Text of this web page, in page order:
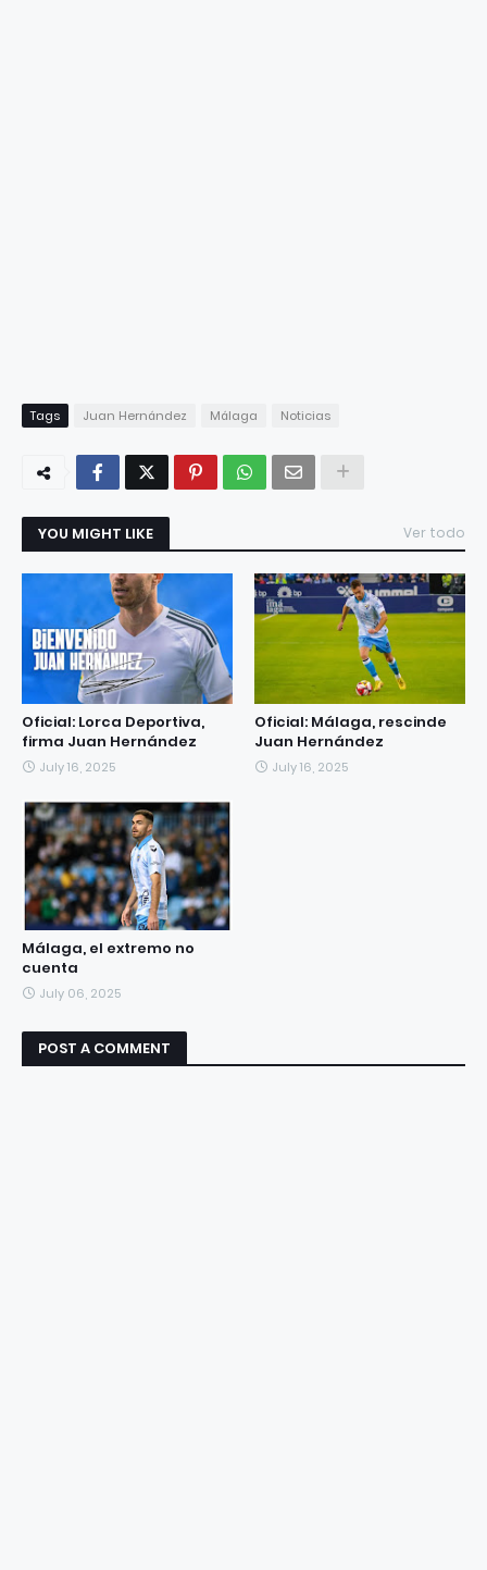
Tags Juan Hernández Málaga Noticias
YOU MIGHT LIKE Ver todo
Oficial: Lorca Deportiva,
firma Juan Hernández
July 16, 2025
Oficial: Málaga, rescinde
Juan Hernández
July 16, 2025
Málaga, el extremo no
cuenta
July 06, 2025
POST A COMMENT